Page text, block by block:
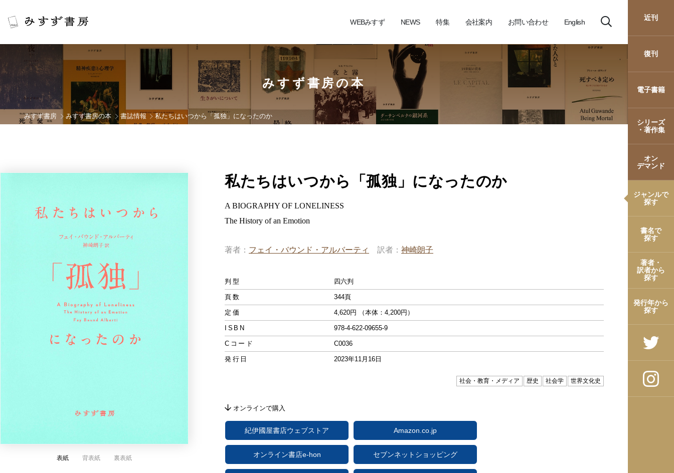
WEBみすず NEWS 特集 会社案内 お問い合わせ English
近刊
復刊
電子書籍
シリーズ
・著作集
オン
デマンド
ジャンルで
探す
書名で
探す
著者・
訳者から
探す
発行年から
探す
みすず書房の本
みすず書房 みすず書房の本 書誌情報 私たちはいつから「孤独」になったのか
私たちはいつから「孤独」になったのか
A BIOGRAPHY OF LONELINESS
The History of an Emotion
表紙 背表紙 裏表紙
著者 フェイ・バウンド・アルバーティ 訳者 神崎朗子
判型 四六判
頁数 344頁
定価 4,620円 （本体：4,200円）
ISBN 978-4-622-09655-9
Cコード C0036
発行日 2023年11月16日
社会・教育・メディア 歴史 社会学 世界文化史
オンラインで購入
紀伊國屋書店ウェブストア Amazon.co.jp
オンライン書店e-hon セブンネットショッピング